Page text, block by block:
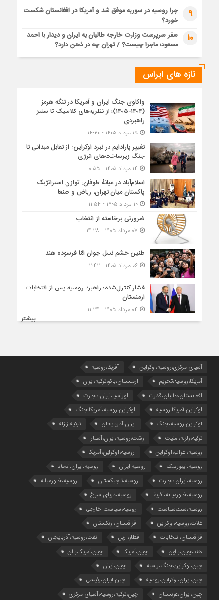
9
چرا روسیه در سوریه موفق شد و آمریکا در افغانستان شکست
خورد؟
10
سفر سرپرست وزارت خارجه طالبان به ایران و دیدار با احمد
مسعود؛ ماجرا چیست؟ / تهران چه در ذهن دارد؟
تازه های ایراس
واکاوی جنگ ایران و آمریکا در تنگه هرمز
(۱۴۰۴-۱۴۰۵)؛ از نظریه‌های کلاسیک تا سنتز
راهبردی
۱۵ مرداد ۱۴۰۵ - ۱۴:۲۰
تغییر پارادایم در نبرد اوکراین: از تقابل میدانی تا
جنگ زیرساخت‌های انرژی
اسلام‌آباد در میانۀ طوفان: توازن استراتژیک
پاکستان میان تهران، ریاض و صنعا
۱۰ مرداد ۱۴۰۵ - ۱۱:۵۴
ضرورتی برخاسته از انتخاب
طنین خشم نسل جوان امّا فرسوده هند
۰۶ مرداد ۱۴۰۵ - ۱۲:۴۲
فشار کنترل‌شده؛ راهبرد روسیه پس از انتخابات
ارمنستان
بیشتر
آسیای مرکزی،روسیه،اوکراین
آفریقا،روسیه
آمریکا،روسیه،تحریم
ارمنستان،باکو،ترکیه،ایران
افغانستان،طالبان،قدرت
اوراسیا،ایران،تجارت
اوکراین،آمریکا،روسیه
اوکراین،روسیه،آمریکا،جنگ
اوکراین،روسیه،جنگ
ایران،آذربایجان
ترکیه،زلزله
ترکیه،زلزله،امنیت
رشت،روسیه،ایران،آستارا
روسیه،اعراب،اوکراین
روسیه،اوکراین،آمریکا
روسیه،ایبورسک
روسیه،ایران
روسیه،ایران،اتحاد
روسیه،ایران،تجارت
روسیه،تاجیکستان
روسیه،خاورمیانه
روسیه،خاورمیانه،آفریقا
روسیه،دریای سرخ
روسیه،سند،سیاست
روسیه،سیاست خارجی
غلات،روسیه،اوکراین
قزاقستان،ازبکستان
قزاقستان،انتخابات
قطار، ریل
نفت،روسیه،آذربایجان
هند،چین،بالون
چین،آمریکا
چین،آمریکا،بالن
چین،اوکراین،جنگ،ر.سیه
چین،ایران
چین،ایران،اوکراین،روسیه
چین،ایران،رئیسی
چین،ایران،عربستان
چین،ترکیه،روسیه،آسیای مرکزی